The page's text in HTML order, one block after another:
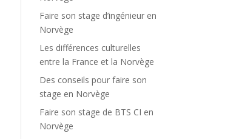
Faire son stage d’ingénieur en
Norvège
Les différences culturelles
entre la France et la Norvège
Des conseils pour faire son
stage en Norvège
Faire son stage de BTS CI en
Norvège